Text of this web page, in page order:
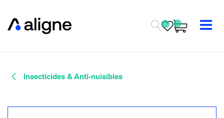
Insecticides & Anti-nuisibles